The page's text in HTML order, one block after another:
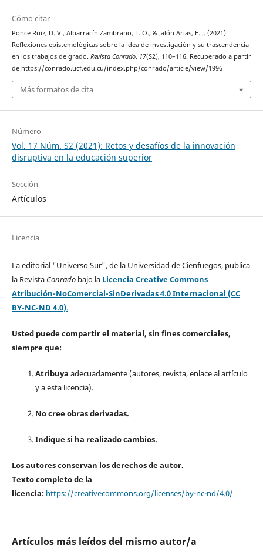
Cómo citar
Ponce Ruiz, D. V., Albarracín Zambrano, L. O., & Jalón Arias, E. J. (2021).
Reflexiones epistemológicas sobre la idea de investigación y su trascendencia
en los trabajos de grado. Revista Conrado, 17(S2), 110–116. Recuperado a partir
de https://conrado.ucf.edu.cu/index.php/conrado/article/view/1996
Más formatos de cita
Número
Vol. 17 Núm. S2 (2021): Retos y desafíos de la innovación
disruptiva en la educación superior
Sección
Artículos
Licencia
La editorial "Universo Sur", de la Universidad de Cienfuegos, publica
la Revista Conradobajo la Licencia Creative Commons
Atribución-NoComercial-SinDerivadas 4.0 Internacional (CC
BY-NC-ND 4.0).
Usted puede compartir el material, sin fines comerciales,
siempre que:
Atribuya adecuadamente (autores, revista, enlace al artículo
y a esta licencia).
No cree obras derivadas.
Indique si ha realizado cambios.
Los autores conservan los derechos de autor.
Texto completo de la
licencia: https://creativecommons.org/licenses/by-nc-nd/4.0/
Artículos más leídos del mismo autor/a